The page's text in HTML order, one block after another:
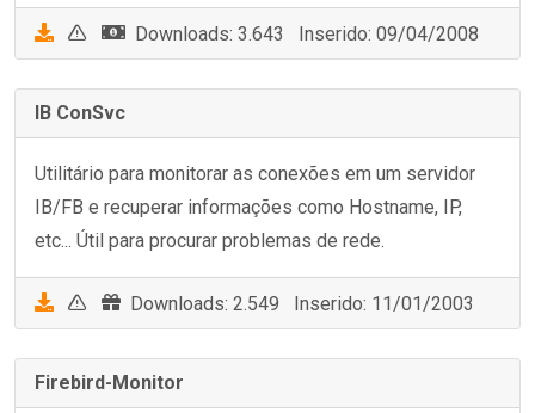
Downloads: 3.643 Inserido: 09/04/2008
IB ConSvc
Utilitário para monitorar as conexões em um servidor
IB/FB e recuperar informações como Hostname, IP,
etc... Útil para procurar problemas de rede.
Downloads: 2.549 Inserido: 11/01/2003
Firebird-Monitor